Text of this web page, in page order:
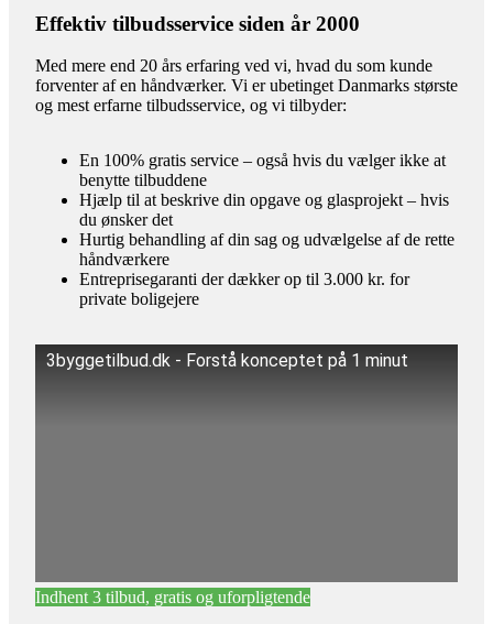
Effektiv tilbudsservice siden år 2000
Med mere end 20 års erfaring ved vi, hvad du som kunde
forventer af en håndværker. Vi er ubetinget Danmarks største
og mest erfarne tilbudsservice, og vi tilbyder:
En 100% gratis service – også hvis du vælger ikke at
benytte tilbuddene
Hjælp til at beskrive din opgave og glasprojekt – hvis
du ønsker det
Hurtig behandling af din sag og udvælgelse af de rette
håndværkere
Entreprisegaranti der dækker op til 3.000 kr. for
private boligejere
3byggetilbud.dk - Forstå konceptet på 1 minut
Indhent 3 tilbud, gratis og uforpligtende